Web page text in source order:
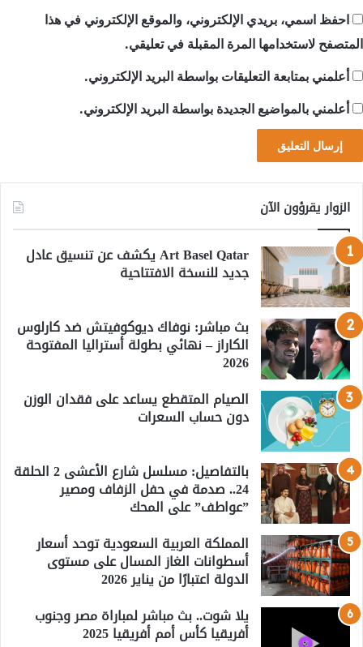
احفظ اسمي، بريدي الإلكتروني، والموقع الإلكتروني في هذا
المتصفح لاستخدامها المرة المقبلة في تعليقي.
أعلمني بمتابعة التعليقات بواسطة البريد الإلكتروني.
أعلمني بالمواضيع الجديدة بواسطة البريد الإلكتروني.
الزوار يقرؤون الآن
Art Basel Qatar يكشف عن تنسيق عادل
جديد للنسخة الافتتاحية
بث مباشر: نوفاك ديوكوفيتش ضد كارلوس
الكاراز – نهائي بطولة أستراليا المفتوحة
2026
الصيام المتقطع يساعد على فقدان الوزن
دون حساب السعرات
بالتفاصيل: مسلسل شارع الأعشى 2 الحلقة
24.. صدمة في حفل الزفاف ومصير
”عواطف” على المحك
المملكة العربية السعودية توحد أسعار
أسطوانات الغاز المسال على مستوى
الدولة اعتبارًا من يناير 2026
يلا شوت.. بث مباشر لمباراة مصر وجنوب
أفريقيا كأس أمم أفريقيا 2025